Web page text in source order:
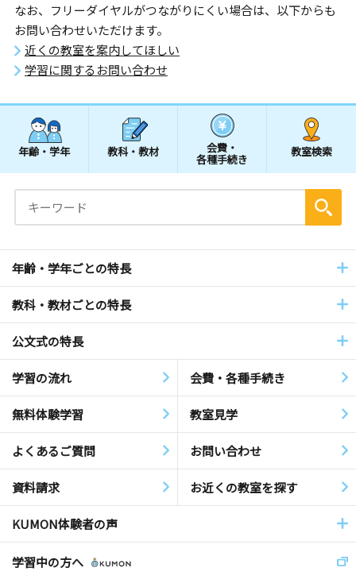
なお、フリーダイヤルがつながりにくい場合は、以下からも
お問い合わせいただけます。
近くの教室を案内してほしい
学習に関するお問い合わせ
年齢・学年 教科・教材 会費・
各種手続き
教室検索
年齢・学年ごとの特長
教科・教材ごとの特長
公文式の特長
学習の流れ 会費・各種手続き
無料体験学習 教室見学
よくあるご質問 お問い合わせ
資料請求 お近くの教室を探す
KUMON体験者の声
学習中の方へ